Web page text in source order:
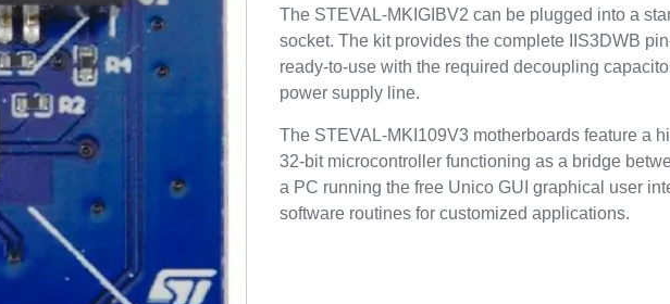
The STEVAL-MKIGIBV2 can be plugged into a
socket. The kit provides the complete IIS3DWB
ready-to-use with the required decoupling
power supply line.
The STEVAL-MKI109V3 motherboards feature a
32-bit microcontroller functioning as a bridge
a PC running the free Unico GUI graphical user
software routines for customized applications.